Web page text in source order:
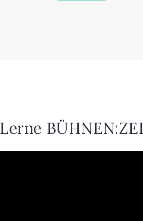
Lerne